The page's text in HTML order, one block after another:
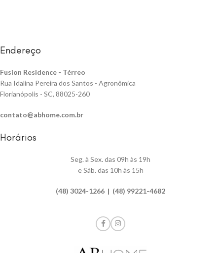
Endereço
Fusion Residence - Térreo
Rua Idalina Pereira dos Santos - Agronômica
Florianópolis - SC, 88025-260
contato@abhome.com.br
Horários
Seg. à Sex. das 09h às 19h
e Sáb. das 10h às 15h
(48) 3024-1266 | (48) 99221-4682